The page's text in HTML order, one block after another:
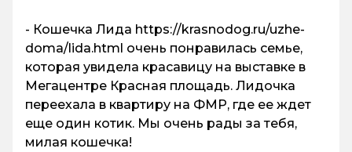
- Кошечка Лида https://krasnodog.ru/uzhe-
doma/lida.html очень понравилась семье,
которая увидела красавицу на выставке в
Мегацентре Красная площадь. Лидочка
переехала в квартиру на ФМР, где ее ждет
еще один котик. Мы очень рады за тебя,
милая кошечка!